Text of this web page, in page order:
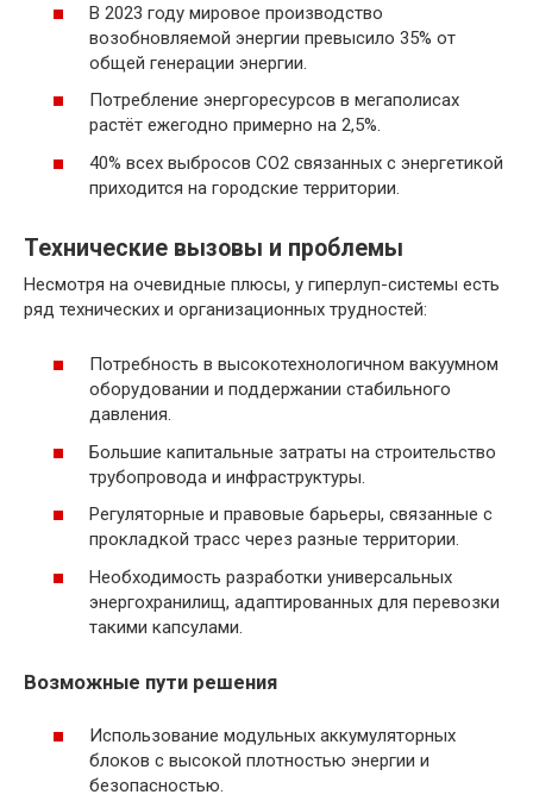
В 2023 году мировое производство
возобновляемой энергии превысило 35% от
общей генерации энергии.
Потребление энергоресурсов в мегаполисах
растёт ежегодно примерно на 2,5%.
40% всех выбросов CO2 связанных с энергетикой
приходится на городские территории.
Технические вызовы и проблемы
Несмотря на очевидные плюсы, у гиперлуп-системы есть
ряд технических и организационных трудностей:
Потребность в высокотехнологичном вакуумном
оборудовании и поддержании стабильного
давления.
Большие капитальные затраты на строительство
трубопровода и инфраструктуры.
Регуляторные и правовые барьеры, связанные с
прокладкой трасс через разные территории.
Необходимость разработки универсальных
энергохранилищ, адаптированных для перевозки
такими капсулами.
Возможные пути решения
Использование модульных аккумуляторных
блоков с высокой плотностью энергии и
безопасностью.